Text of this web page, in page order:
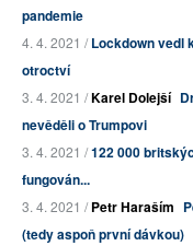
pandemie
4. 4. 2021 /Lockdown vedl
otroctví
3. 4. 2021 /Karel Dolejší
nevěděli o Trumpovi
3. 4. 2021 /122 000
fungován...
3. 4. 2021 /Petr Haraším
(tedy aspoň první dávkou)